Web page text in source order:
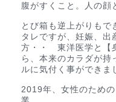
腹がすくこと。人の顔
とび箱も逆上がりもで
タレですが、妊娠、出
方・・ 東洋医学と【
ら、本来のカラダが持
ルに気付く事ができま
2019年、女性のため